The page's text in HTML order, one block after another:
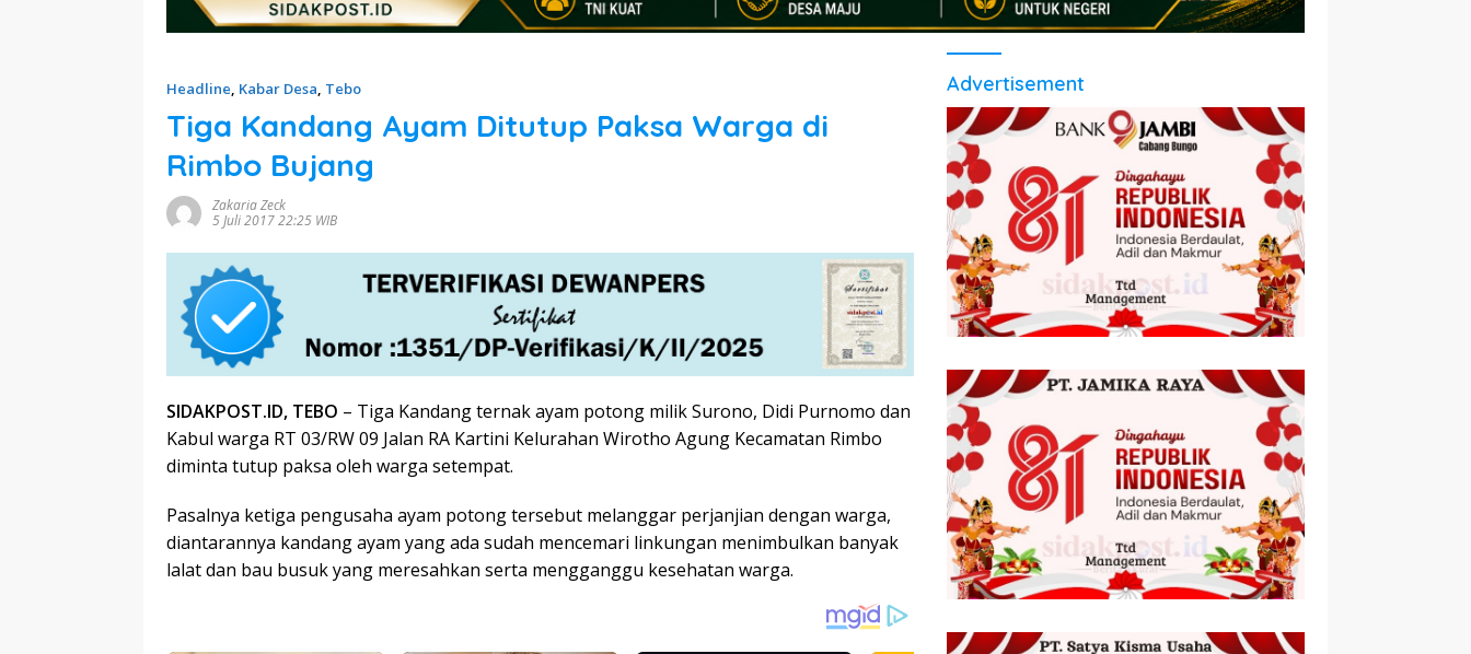
Headline, Kabar Desa, Tebo
Tiga Kandang Ayam Ditutup Paksa Warga di
Rimbo Bujang
Zakaria Zeck
5 Juli 2017 22:25 WIB
SIDAKPOST.ID, TEBO – Tiga Kandang ternak ayam potong milik Surono, Didi Purnomo dan
Kabul warga RT 03/RW 09 Jalan RA Kartini Kelurahan Wirotho Agung Kecamatan Rimbo
diminta tutup paksa oleh warga setempat.
Pasalnya ketiga pengusaha ayam potong tersebut melanggar perjanjian dengan warga,
diantarannya kandang ayam yang ada sudah mencemari linkungan menimbulkan banyak
lalat dan bau busuk yang meresahkan serta mengganggu kesehatan warga.
Advertisement